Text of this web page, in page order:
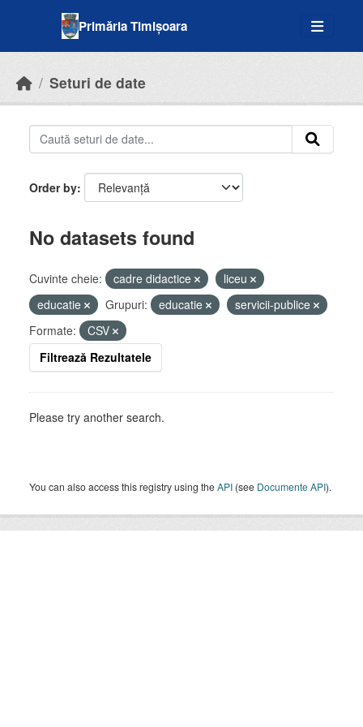
Primăria Timișoara
Seturi de date
Order by
No datasets found
Cuvinte cheie: cadre didactice
liceu
educatie
Grupuri: educatie
servicii-publice
Formate:
CSV
Filtrează Rezultatele
Please try another search.
You can also access this registry using theAPI (see Documente API).